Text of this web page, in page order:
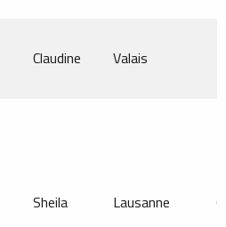
Claudine Valais
Sheila Lausanne